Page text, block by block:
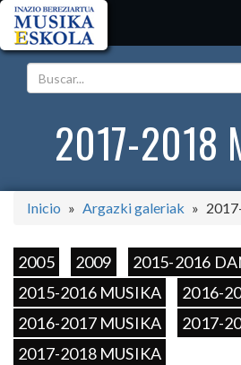
2017-2018
Inicio Argazki galeriak
2005 2009
2015-2016
2015-2016 MUSIKA
2016-
2016-2017 MUSIKA
2017-
2017-2018 MUSIKA